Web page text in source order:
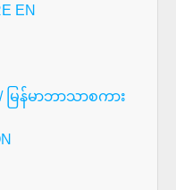
EN
/ မြန်မာဘာသာစကား